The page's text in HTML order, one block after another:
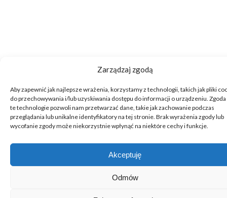
Zarządzaj zgodą
Aby zapewnić jak najlepsze wrażenia, korzystamy z technologii, takich jak pliki
do przechowywania i/lub uzyskiwania dostępu do informacji o urządzeniu. Zgoda
te technologie pozwoli nam przetwarzać dane, takie jak zachowanie podczas
przeglądania lub unikalne identyfikatory na tej stronie. Brak wyrażenia zgody lub
wycofanie zgody może niekorzystnie wpłynąć na niektóre cechy i funkcje.
Akceptuję
Odmów